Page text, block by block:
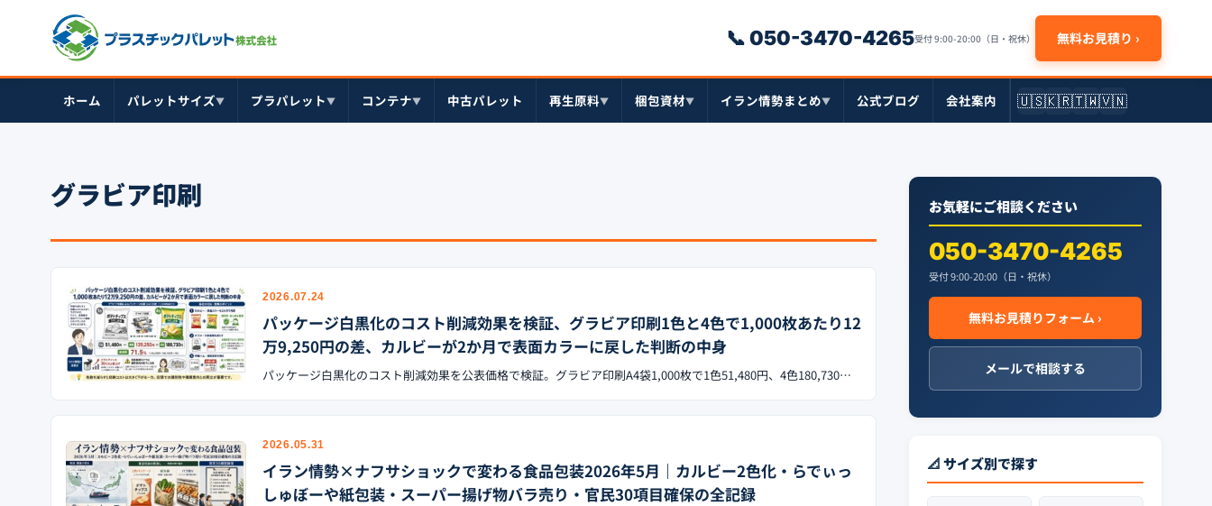
📞 050-3470-4265受付 9:00-20:00（日・祝休） 無料お見積り ›
ホーム パレットサイズ▼ プラパレット▼ コンテナ▼ 中古パレット 再生原料▼ 梱包資材▼ イラン情勢まとめ▼ 公式ブログ 会社案内 🇺🇸🇰🇷🇹🇼🇻🇳
グラビア印刷
2026.07.24
パッケージ白黒化のコスト削減効果を検証、グラビア印刷1色と4色で1,000枚あたり12
万9,250円の差、カルビーが2か月で表面カラーに戻した判断の中身
パッケージ白黒化のコスト削減効果を公表価格で検証。グラビア印刷A4袋1,000枚で1色51,480円、4色180,730…
2026.05.31
イラン情勢×ナフサショックで変わる食品包装2026年5月｜カルビー2色化・らでぃっ
しゅぼーや紙包装・スーパー揚げ物バラ売り・官民30項目確保の全記録
お気軽にご相談ください
050-3470-4265
受付 9:00-20:00（日・祝休）
無料お見積りフォーム ›
メールで相談する
📐 サイズ別で探す